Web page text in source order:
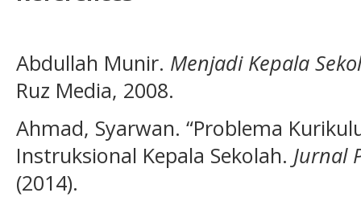
Abdullah Munir. Menjadi Kepala
Ruz Media, 2008.
Ahmad, Syarwan. “Problema
Instruksional Kepala Sekolah. Jurnal
(2014).